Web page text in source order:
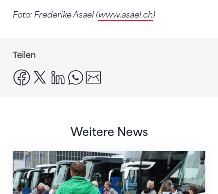
Foto: Frederike Asael (www.asael.ch)
Teilen
facebook
x linkedinwhatsapp
Weitere News
Twerenbold wird offizieller Reisepartner des STV